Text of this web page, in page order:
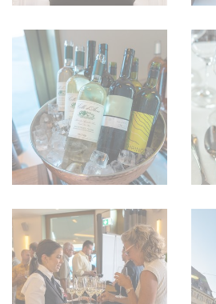
IMPRESSUM
AGB & DATENSCHUTZ
FAQ